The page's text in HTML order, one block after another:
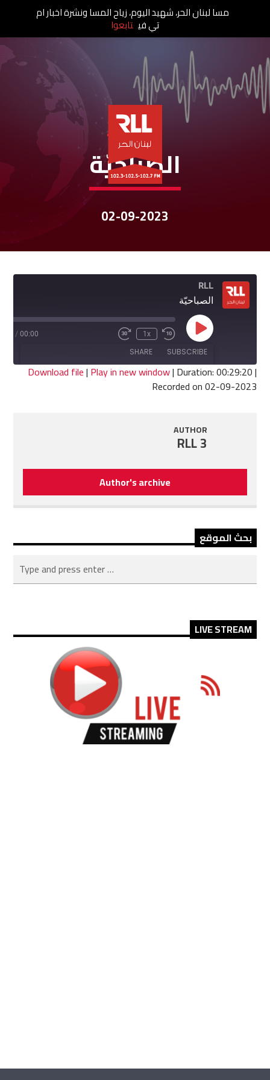
نشرات الأخبار
الصباحيّة
02-09-2023
RLL
الصباحيّة
Play
Episode
Rewind
10
Seconds
1x
Fast
seconds
00:00
/
SUBSCRIBE
SHARE
SHARE
Download file| Play in new window| Duration: 00:29:20|
Recorded on 02-09-2023
AUTHOR
RLL 3
Author's archive
بحث الموقع
LIVE STREAM
مسا لبنان الحر، شهيد اليوم، زياح المسا ونشرة اخبار ام
تي في تابعوا